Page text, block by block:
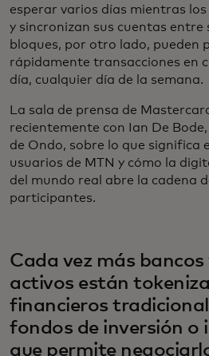
esperar varios días mientras
y sincronizan sus cuentas entre
bloques, por otro lado, pueden
rápidamente transacciones en
día, cualquier día de la semana.
La sala de prensa de
recientemente con Ian De
de Ondo, sobre lo que significa
usuarios de MTN y cómo la
del mundo real abre la cadena
participantes.
Cada vez más
activos están
financieros
fondos de inversión o
que permite